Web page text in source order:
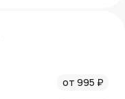
от 995 ₽